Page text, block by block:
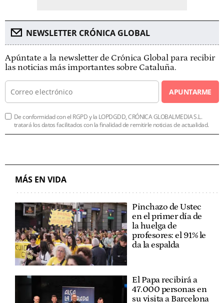
NEWSLETTER CRÓNICA GLOBAL
Apúntate a la newsletter de Crónica Global para recibir
las noticias más importantes sobre Cataluña.
APUNTARME
De conformidad con el RGPD y la LOPDGDD, CRÓNICA GLOBALMEDIA S.L.
tratará los datos facilitados con la finalidad de remitirle noticias de actualidad.
MÁS EN VIDA
Pinchazo de Ustec
en el primer día de
la huelga de
profesores: el 91% le
da la espalda
El Papa recibirá a
47.000 personas en
su visita a Barcelona